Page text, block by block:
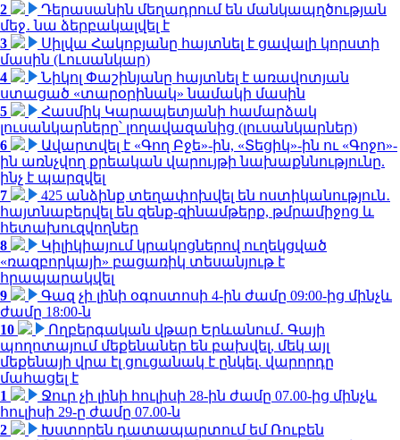
2
Դերասանին մեղադրում են մանկապղծության
մեջ․ նա ձերբակալվել է
3
Սիլվա Հակոբյանը հայտնել է ցավալի կորստի
մասին (Լուսանկար)
4
Նիկոլ Փաշինյանը հայտնել է առավոտյան
ստացած «տարօրինակ» նամակի մասին
5
Հասմիկ Կարապետյանի համարձակ
լուսանկարները՝ լողավազանից (լուսանկարներ)
6
Ավարտվել է «Գող Բջե»-ին, «Տեցիկ»-ին ու «Գոջո»-
ին առնչվող քրեական վարույթի նախաքննությունը.
ինչ է պարզվել
7
425 անձինք տեղափոխվել են ոստիկանություն․
հայտնաբերվել են զենք-զինամթերք, թմրամիջոց և
հետախուզվողներ
8
Կիլիկիայում կրակոցներով ուղեկցված
«ռազբորկայի» բացառիկ տեսանյութ է
հրապարակվել
9
Գազ չի լինի օգոստոսի 4-ին ժամը 09:00-ից մինչև
ժամը 18:00-ն
10
Ողբերգական վթար Երևանում․ Գայի
պողոտայում մեքենաներ են բախվել, մեկ այլ
մեքենայի վրա էլ ցուցանակ է ընկել. վարորդը
մահացել է
1
Ջուր չի լինի հուլիսի 28-ին ժամը 07.00-ից մինչև
հուլիսի 29-ը ժամը 07.00-ն
2
Խստորեն դատապարտում եմ Ռուբեն